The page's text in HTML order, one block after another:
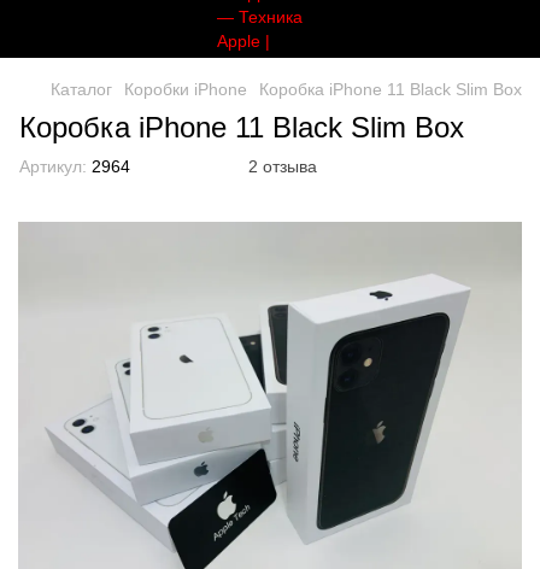
Каталог Коробки iPhone Коробка iPhone 11 Black Slim Box
Коробка iPhone 11 Black Slim Box
Артикул: 2964 2 отзыва